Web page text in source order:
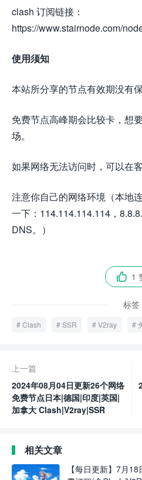
clash 订阅链接：
https://www.stairnode.com/
使用须知
本站所分享的节点有效期没有
免费节点高峰期会比较卡，想
场。
如果网络无法访问时，可以在
注意你自己的网络环境（本地
一下：114.114.114.114，
DNS。）
 1
标签
Clash SSR V2ray
上一篇
2024年08月04日更新26个网络
免费节点日本|德国|印度|英国|
加拿大 Clash|V2ray|SSR
相关文章
【每日更新】7月